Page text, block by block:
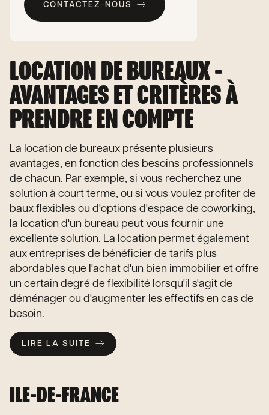
CONTACTEZ-NOUS
LOCATION DE BUREAUX -
AVANTAGES ET CRITÈRES À
PRENDRE EN COMPTE
La location de bureaux présente plusieurs
avantages, en fonction des besoins professionnels
de chacun. Par exemple, si vous recherchez une
solution à court terme, ou si vous voulez profiter de
baux flexibles ou d'options d'espace de coworking,
la location d'un bureau peut vous fournir une
excellente solution. La location permet également
aux entreprises de bénéficier de tarifs plus
abordables que l'achat d'un bien immobilier et offre
un certain degré de flexibilité lorsqu'il s'agit de
déménager ou d'augmenter les effectifs en cas de
besoin.
LIRE LA SUITE
ILE-DE-FRANCE